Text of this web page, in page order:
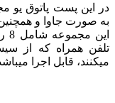
پست پاتوق یو
جاوا و همچنین
این
قابل اجرا میباشد.